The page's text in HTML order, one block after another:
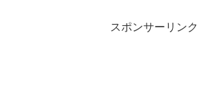
スポンサーリンク